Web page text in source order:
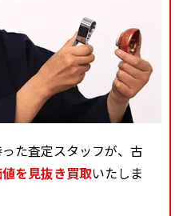
た査定スタッフが、古
を見抜き買取いたしま